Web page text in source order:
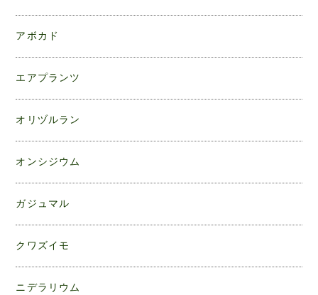
アボカド
エアプランツ
オリヅルラン
オンシジウム
ガジュマル
クワズイモ
ニデラリウム